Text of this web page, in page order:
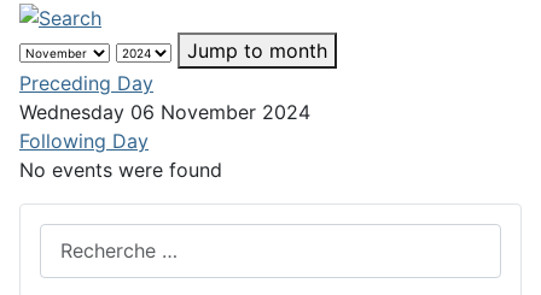
Jump to month
Preceding Day
Wednesday 06 November 2024
Following Day
No events were found